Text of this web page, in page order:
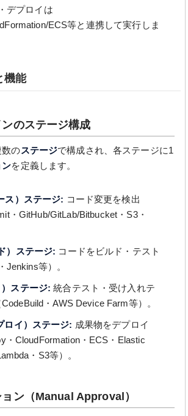
デプロイは
ECS等と連携して実行しま
機能
のステージ構成
のステージで構成され、各ステージに1
ンを定義します。
ス）ステージ: コード変更を検出
・GitHub/GitLab/Bitbucket・S3・
）ステージ: コードをビルド・テスト
Jenkins等）。
ステージ: 統合テスト・受け入れテ
・AWS Device Farm等）。
ロイ）ステージ: 成果物をデプロイ
・CloudFormation・ECS・Elastic
・S3等）。
ン（Manual Approval）